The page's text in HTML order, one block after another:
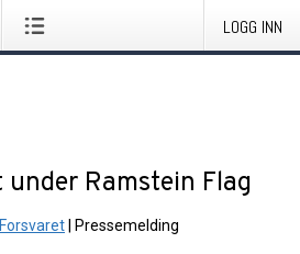
LOGG INN
Ramstein Flag
Forsvaret Pressemelding